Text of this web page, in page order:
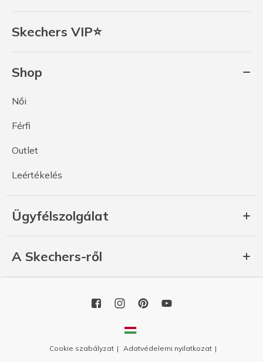
Skechers VIP⭐
Shop
Női
Férfi
Outlet
Leértékelés
Ügyfélszolgálat
A Skechers-ről
Cookie szabályzat
Adatvédelemi nyilatkozat